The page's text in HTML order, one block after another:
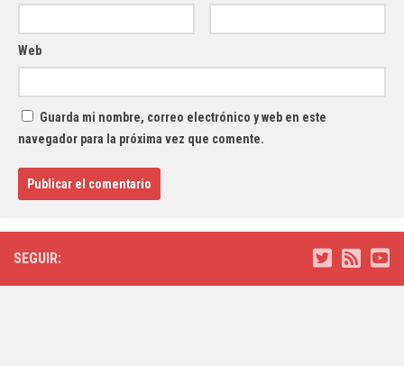
Web
Guarda mi nombre, correo electrónico y web en este
navegador para la próxima vez que comente.
SEGUIR: